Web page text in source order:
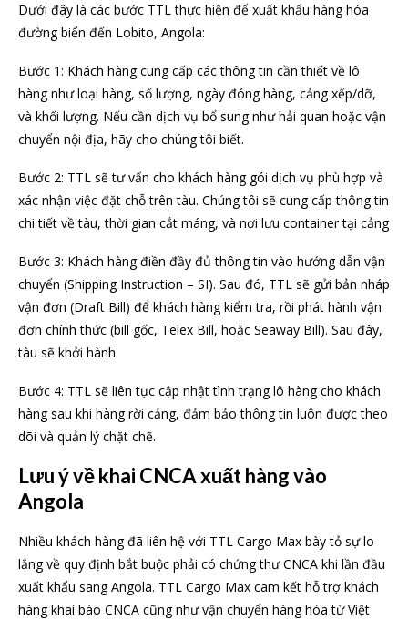
Dưới đây là các bước TTL thực hiện để xuất khẩu hàng hóa
đường biển đến Lobito, Angola:
Bước 1: Khách hàng cung cấp các thông tin cần thiết về lô
hàng như loại hàng, số lượng, ngày đóng hàng, cảng xếp/dỡ,
và khối lượng. Nếu cần dịch vụ bổ sung như hải quan hoặc vận
chuyển nội địa, hãy cho chúng tôi biết.
Bước 2: TTL sẽ tư vấn cho khách hàng gói dịch vụ phù hợp và
xác nhận việc đặt chỗ trên tàu. Chúng tôi sẽ cung cấp thông tin
chi tiết về tàu, thời gian cắt máng, và nơi lưu container tại cảng
Bước 3: Khách hàng điền đầy đủ thông tin vào hướng dẫn vận
chuyển (Shipping Instruction – SI). Sau đó, TTL sẽ gửi bản nháp
vận đơn (Draft Bill) để khách hàng kiểm tra, rồi phát hành vận
đơn chính thức (bill gốc, Telex Bill, hoặc Seaway Bill). Sau đây,
tàu sẽ khởi hành
Bước 4: TTL sẽ liên tục cập nhật tình trạng lô hàng cho khách
hàng sau khi hàng rời cảng, đảm bảo thông tin luôn được theo
dõi và quản lý chặt chẽ.
Lưu ý về khai CNCA xuất hàng vào
Angola
Nhiều khách hàng đã liên hệ với TTL Cargo Max bày tỏ sự lo
lắng về quy định bắt buộc phải có chứng thư CNCA khi lần đầu
xuất khẩu sang Angola. TTL Cargo Max cam kết hỗ trợ khách
hàng khai báo CNCA cũng như vận chuyển hàng hóa từ Việt